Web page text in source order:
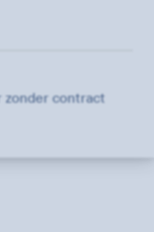
zonder contract